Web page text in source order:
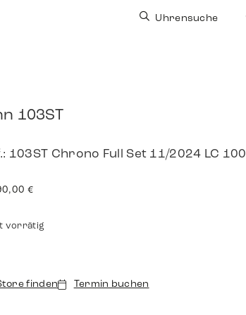
Uhrensuche
103ST
103ST Chrono Full Set 11/2024 LC 100
€
vorrätig
finden Termin buchen